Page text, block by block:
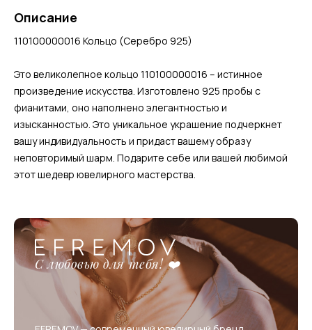
Описание
110100000016 Кольцо (Серебро 925)
Это великолепное кольцо 110100000016 – истинное
произведение искусства. Изготовлено 925 пробы с
фианитами, оно наполнено элегантностью и
изысканностью. Это уникальное украшение подчеркнет
вашу индивидуальность и придаст вашему образу
неповторимый шарм. Подарите себе или вашей любимой
этот шедевр ювелирного мастерства.
С любовью для тебя! ❤️